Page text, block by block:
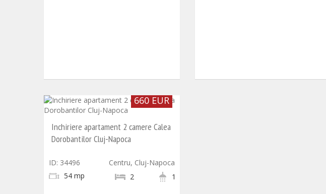
660 EUR
Inchiriere apartament 2 camere Calea
Dorobantilor Cluj-Napoca
ID: 34496
Centru, Cluj-Napoca
1
2
54 mp